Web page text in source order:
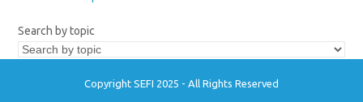
Search by topic
Copyright SEFI 2025 - All Rights Reserved